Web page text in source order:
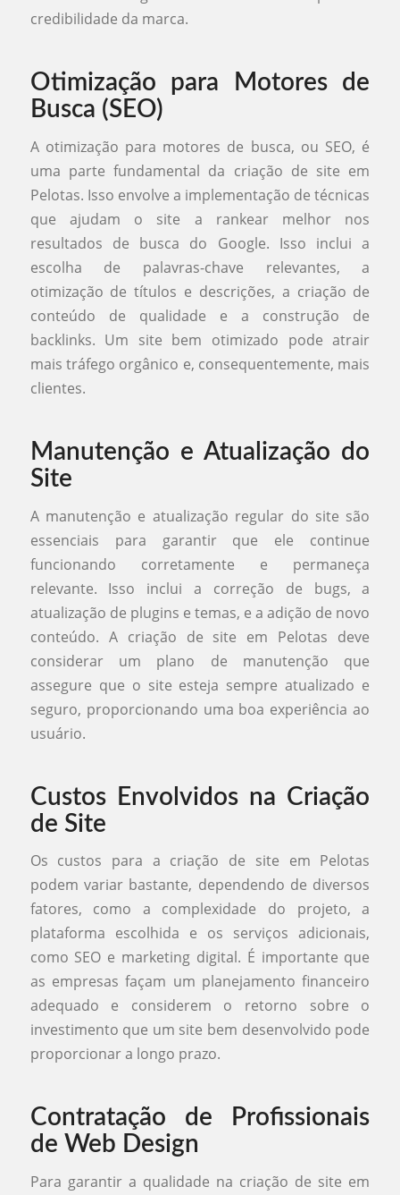
credibilidade da marca.
Otimização para Motores de
Busca (SEO)
A otimização para motores de busca, ou SEO, é
uma parte fundamental da criação de site em
Pelotas. Isso envolve a implementação de técnicas
que ajudam o site a rankear melhor nos
resultados de busca do Google. Isso inclui a
escolha de palavras-chave relevantes, a
otimização de títulos e descrições, a criação de
conteúdo de qualidade e a construção de
backlinks. Um site bem otimizado pode atrair
mais tráfego orgânico e, consequentemente, mais
clientes.
Manutenção e Atualização do
Site
A manutenção e atualização regular do site são
essenciais para garantir que ele continue
funcionando corretamente e permaneça
relevante. Isso inclui a correção de bugs, a
atualização de plugins e temas, e a adição de novo
conteúdo. A criação de site em Pelotas deve
considerar um plano de manutenção que
assegure que o site esteja sempre atualizado e
seguro, proporcionando uma boa experiência ao
usuário.
Custos Envolvidos na Criação
de Site
Os custos para a criação de site em Pelotas
podem variar bastante, dependendo de diversos
fatores, como a complexidade do projeto, a
plataforma escolhida e os serviços adicionais,
como SEO e marketing digital. É importante que
as empresas façam um planejamento financeiro
adequado e considerem o retorno sobre o
investimento que um site bem desenvolvido pode
proporcionar a longo prazo.
Contratação de Profissionais
de Web Design
Para garantir a qualidade na criação de site em